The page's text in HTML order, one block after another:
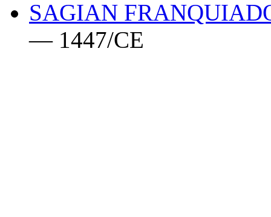
SAGIAN
— 1447/CE